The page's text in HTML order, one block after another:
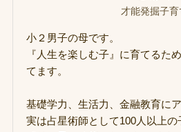
才能発掘子育
小２男子の母です。
『人生を楽しむ子』に育てるた
てます。
基礎学力、生活力、金融教育に
実は占星術師として100人以上の